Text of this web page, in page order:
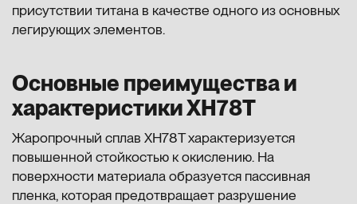
присутствии титана в качестве одного из основных
легирующих элементов.
Основные преимущества и
характеристики ХН78Т
Жаропрочный сплав ХН78Т характеризуется
повышенной стойкостью к окислению. На
поверхности материала образуется пассивная
пленка, которая предотвращает разрушение